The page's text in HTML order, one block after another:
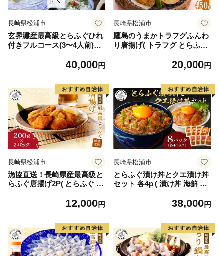
長崎県松浦市
玄界灘産最高級とらふぐひれ
付きフルコース(3〜4人前)
40,000円
長崎県松浦市
鷹島のうまかトラフグふんわ
り唐揚げ( トラフグ とらふぐ
20,000円
長崎県松浦市
漁協直送！長崎県産最高級と
らふぐ唐揚げ2P( とらふぐ ふ
簡単 便利 魚介 海鮮 海産物
12,000円
長崎県松浦市
とらふぐ漬け丼とクエ漬け丼
セット 各4p ( 漬け丼 海鮮 魚
海産物 海の幸 )【D8-004】
38,000円